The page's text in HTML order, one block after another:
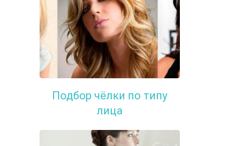
Подбор чёлки по типу
лица